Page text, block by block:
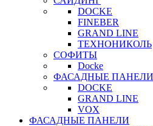
DOCKE
FINEBER
GRAND LINE
ТЕХНОНИКОЛЬ
СОФИТЫ
Docke
ФАСАДНЫЕ ПАНЕЛИ
DOCKE
GRAND LINE
VOX
ФАСАДНЫЕ ПАНЕЛИ